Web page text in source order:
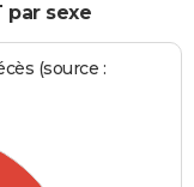
par sexe
(source :